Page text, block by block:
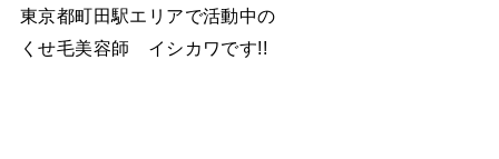
東京都町田駅エリアで活動中の
くせ毛美容師 イシカワです!!